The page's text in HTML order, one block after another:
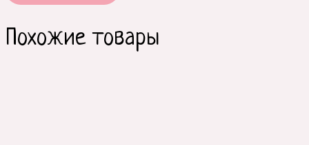
Похожие товары